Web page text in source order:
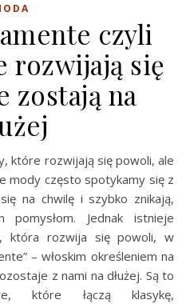
czyli
rozwijają się
zostają na
które rozwijają się powoli, ale
mody często spotykamy się z
na chwilę i szybko znikają,
pomysłom. Jednak istnieje
która rozwija się powoli, w
– włoskim określeniem na
z nami na dłużej. Są to
które łączą klasykę,